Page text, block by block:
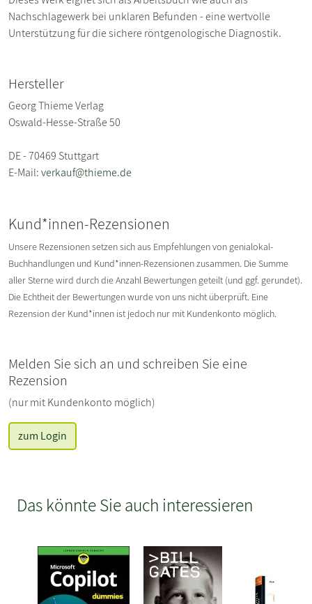
Nachschlagewerk bei unklaren Befunden - eine wertvolle
Unterstützung für die sichere röntgenologische Diagnostik.
Hersteller
Georg Thieme Verlag
Oswald-Hesse-Straße 50
DE - 70469 Stuttgart
E-Mail:verkauf@thieme.de
Kund*innen-Rezensionen
Unsere Rezensionen setzen sich aus Empfehlungen von genialokal-
Buchhandlungen und Kund*innen-Rezensionen zusammen. Die Summe
aller Sterne wird durch die Anzahl Bewertungen geteilt (und ggf. gerundet).
Die Echtheit der Bewertungen wurde von uns nicht überprüft. Eine
Rezension der Kund*innen ist jedoch nur mit Kundenkonto möglich.
Melden Sie sich an und schreiben Sie eine
Rezension
(nur mit Kundenkonto möglich)
zum Login
Das könnte Sie auch interessieren